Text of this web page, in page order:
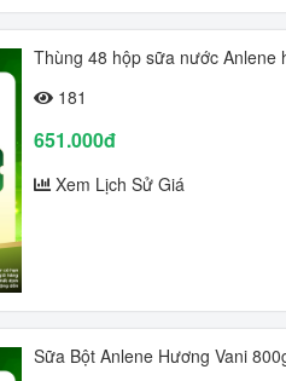
Thùng 48 hộp sữa nước Anlene
181
651.000đ
Xem Lịch Sử Giá
Sữa Bột Anlene Hương Vani